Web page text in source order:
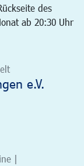
des
ab 20:30 Uhr
e.V.
|